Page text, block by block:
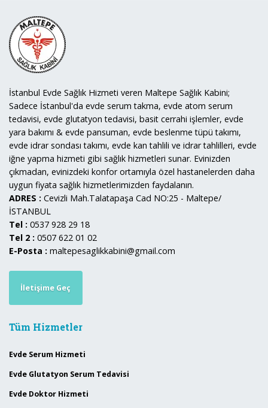
İstanbul Evde Sağlık Hizmeti veren Maltepe Sağlık Kabini;
Sadece İstanbul'da evde serum takma, evde atom serum
tedavisi, evde glutatyon tedavisi, basit cerrahi işlemler, evde
yara bakımı & evde pansuman, evde beslenme tüpü takımı,
evde idrar sondası takımı, evde kan tahlili ve idrar tahlilleri, evde
iğne yapma hizmeti gibi sağlık hizmetleri sunar. Evinizden
çıkmadan, evinizdeki konfor ortamıyla özel hastanelerden daha
uygun fiyata sağlık hizmetlerimizden faydalanın.
ADRES : Cevizli Mah.Talatapaşa Cad NO:25 - Maltepe/
İSTANBUL
Tel : 0537 928 29 18
Tel 2 : 0507 622 01 02
E-Posta : maltepesaglikkabini@gmail.com
İletişime Geç
Tüm Hizmetler
Evde Serum Hizmeti
Evde Glutatyon Serum Tedavisi
Evde Doktor Hizmeti